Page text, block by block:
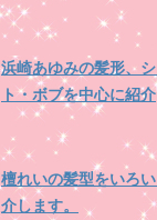
浜崎あゆみの髪形、
ト・ボブを中心に紹介
檀れいの髪型をいろ
介します。